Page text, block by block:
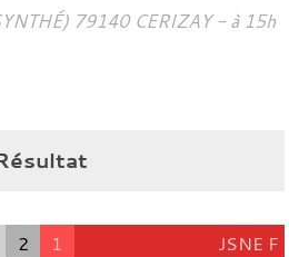
79140 CERIZAY - à 15h
2 1 JSNE F